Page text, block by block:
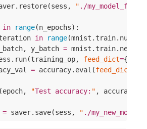
" ./
in range(n_epochs):
in range
y_batch
=
feed_dict={X:
= accuracy.eval(feed_dict
(epoch, "Test accuracy: " ,
= saver.save(sess, " ./